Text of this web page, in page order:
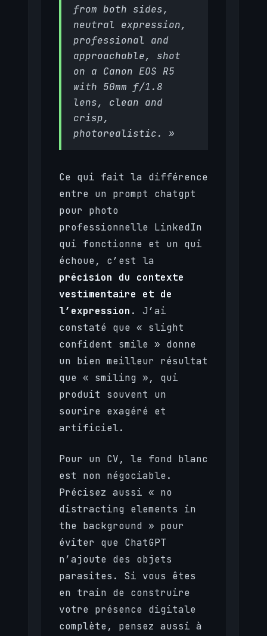
from both sides,
neutral expression,
professional and
approachable, shot
on a Canon EOS R5
with 50mm f/1.8
lens, clean and
crisp,
photorealistic. »
Ce qui fait la différence
entre un prompt chatgpt
pour photo
professionnelle LinkedIn
qui fonctionne et un qui
échoue, c’est la
précision du contexte
vestimentaire et de
l’expression . J’ai
constaté que « slight
confident smile » donne
un bien meilleur résultat
que « smiling », qui
produit souvent un
sourire exagéré et
artificiel.
Pour un CV, le fond blanc
est non négociable.
Précisez aussi « no
distracting elements in
the background » pour
éviter que ChatGPT
n’ajoute des objets
parasites. Si vous êtes
en train de construire
votre présence digitale
complète, pensez aussi à